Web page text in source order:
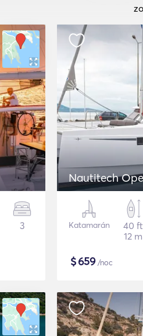
3
Nautitech
Katamarán
40 ft
12 m
$659/noc